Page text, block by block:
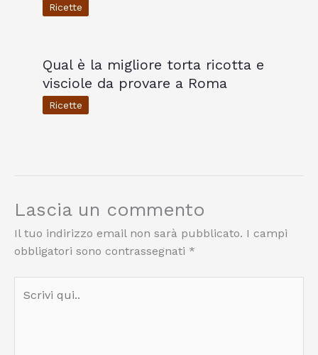
Ricette
Qual è la migliore torta ricotta e
visciole da provare a Roma
Ricette
Lascia un commento
Il tuo indirizzo email non sarà pubblicato. I campi
obbligatori sono contrassegnati *
qui..